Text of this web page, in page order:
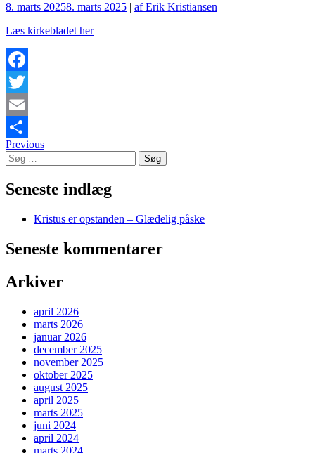
8. marts 20258. marts 2025 | af Erik Kristiansen
Læs kirkebladet her
Facebook
Twitter
Email
Del
Posts
navigation
Previous
Søg
efter:
Seneste indlæg
Kristus er opstanden – Glædelig påske
Seneste kommentarer
Arkiver
april 2026
marts 2026
januar 2026
december 2025
november 2025
oktober 2025
august 2025
april 2025
marts 2025
juni 2024
april 2024
marts 2024